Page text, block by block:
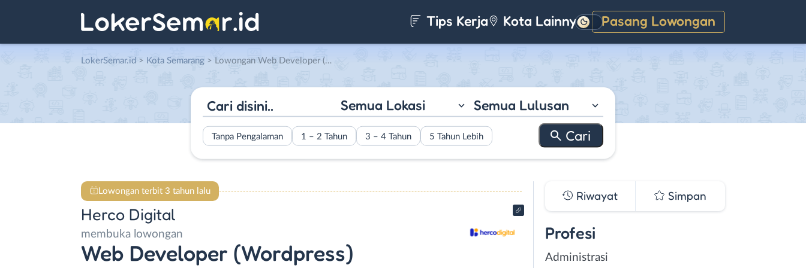
Tips Kerja Kota Lainnya Pasang Lowongan
Gelap
LokerSemar.id > Kota Semarang > Lowongan Web Developer (WordPress) di Herco Digital
Semua Lokasi Semua Lulusan
Tanpa Pengalaman 1 – 2 Tahun 3 – 4 Tahun 5 Tahun Lebih
Lowongan terbit 3 tahun lalu
Herco Digital
membuka lowongan
Web Developer (Wordpress)
Riwayat Simpan
Profesi
Administrasi